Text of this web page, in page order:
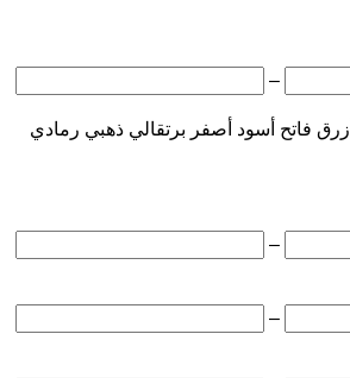
–
أزرق فاتح أسود أصفر برتقالي ذهبي رمادي
–
–